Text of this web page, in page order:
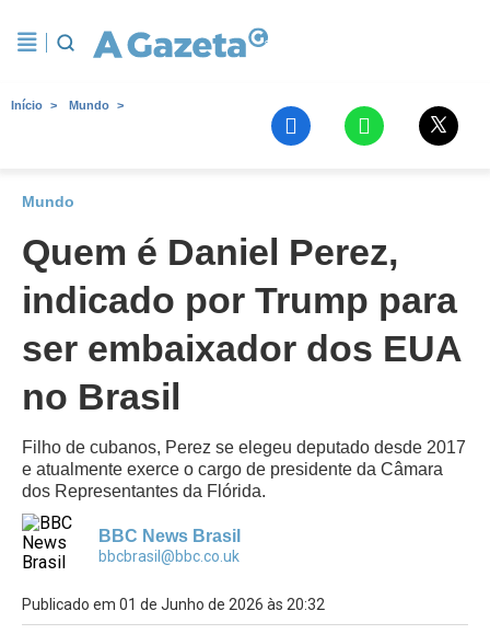
Início Mundo
Mundo
Quem é Daniel Perez,
indicado por Trump para
ser embaixador dos EUA
no Brasil
Filho de cubanos, Perez se elegeu deputado desde 2017
e atualmente exerce o cargo de presidente da Câmara
dos Representantes da Flórida.
BBC News Brasil
bbcbrasil@bbc.co.uk
Publicado em 01 de Junho de 2026 às 20:32